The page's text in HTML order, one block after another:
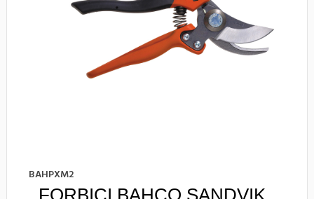
BAHPXM2
FORBICI BAHCO SANDVIK